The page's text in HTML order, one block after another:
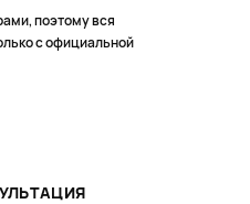
поэтому вся
с официальной